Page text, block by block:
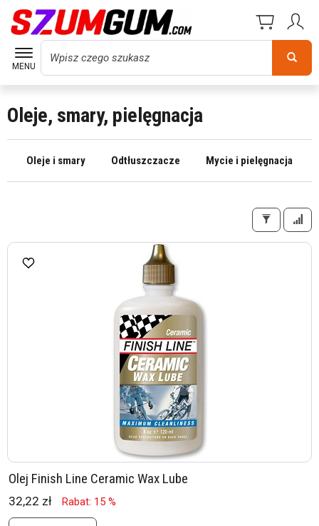
MENU
Wyszukaj
Oleje, smary, pielęgnacja
Oleje i smary Odtłuszczacze Mycie i pielęgnacja
Olej Finish Line Ceramic Wax Lube
32,22 zł Rabat: 15 %